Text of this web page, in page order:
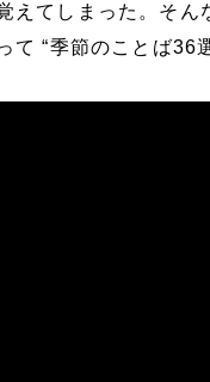
えてしまった。そん
て “季節のことば36